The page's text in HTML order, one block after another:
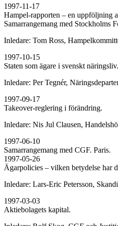
1997-11-17
Hampel-rapporten – en uppföljning
Samarrangemang med Stockholms
Inledare: Tom Ross,
1997-10-15
Staten som ägare i svenskt näringsliv.
Inledare: Per Tegnér,
1997-09-17
Takeover-reglering i förändring.
Inledare: Nis Jul Clausen,
1997-06-10
Samarrangemang med CGF. Paris.
1997-05-26
Ägarpolicies – vilken betydelse har
Inledare: Lars-Eric Petersson,
1997-03-03
Aktiebolagets kapital.